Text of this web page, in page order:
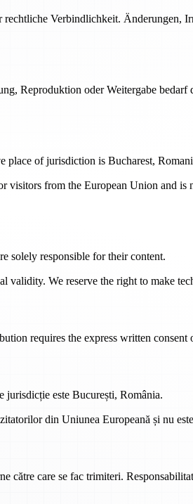
Verbindlichkeit. Änderungen,
Reproduktion oder Weitergabe
place of jurisdiction is Bucharest,
from the European Union and is
solely responsible for their content.
We reserve the right to make
requires the express written consent
jurisdicție este București, România.
din Uniunea Europeană și nu
către care se fac trimiteri.